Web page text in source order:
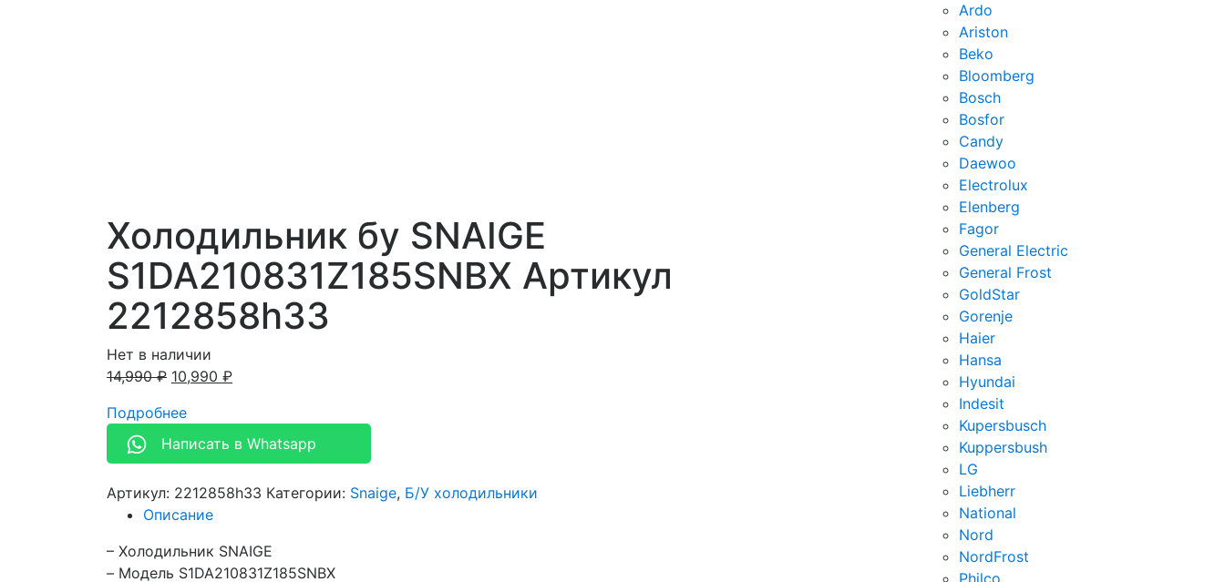
Холодильник бу SNAIGE
S1DA210831Z185SNBX Артикул
2212858h33
Нет в наличии
14,990₽ 10,990 ₽
Подробнее
Написать в Whatsapp
Артикул: 2212858h33 Категории: Snaige, Б/У холодильники
Описание
– Холодильник SNAIGE
– Модель S1DA210831Z185SNBX
Ardo
Ariston
Beko
Bloomberg
Bosch
Bosfor
Candy
Daewoo
Electrolux
Elenberg
Fagor
General Electric
General Frost
GoldStar
Gorenje
Haier
Hansa
Hyundai
Indesit
Kupersbusch
Kuppersbush
LG
Liebherr
National
Nord
NordFrost
Philco